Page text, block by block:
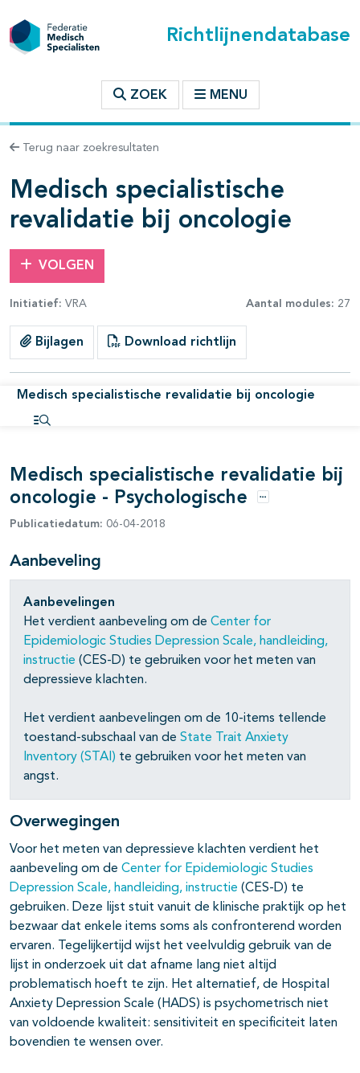
Richtlijnendatabase
ZOEK MENU
Terug naar zoekresultaten
Medisch specialistische
revalidatie bij oncologie
VOLGEN
Initiatief: VRA Aantal modules: 27
Bijlagen Download richtlijn
Medisch specialistische revalidatie bij oncologie
openklappen
open- en dichtklappen
open- en dichtklappen
open- en dichtklappen
open- en dichtklappen
open- en dichtklappen
Medisch specialistische revalidatie bij
oncologie - Psychologische
Opties
Publicatiedatum: 06-04-2018
Aanbeveling
Aanbevelingen
Het verdient aanbeveling om de Center for
Epidemiologic Studies Depression Scale, handleiding,
instructie (CES-D) te gebruiken voor het meten van
depressieve klachten.
Het verdient aanbevelingen om de 10-items tellende
toestand-subschaal van de State Trait Anxiety
Inventory (STAI) te gebruiken voor het meten van
angst.
Overwegingen
Voor het meten van depressieve klachten verdient het
aanbeveling om de Center for Epidemiologic Studies
Depression Scale, handleiding, instructie (CES-D) te
gebruiken. Deze lijst stuit vanuit de klinische praktijk op het
bezwaar dat enkele items soms als confronterend worden
ervaren. Tegelijkertijd wijst het veelvuldig gebruik van de
lijst in onderzoek uit dat afname lang niet altijd
problematisch hoeft te zijn. Het alternatief, de Hospital
Anxiety Depression Scale (HADS) is psychometrisch niet
van voldoende kwaliteit: sensitiviteit en specificiteit laten
bovendien te wensen over.